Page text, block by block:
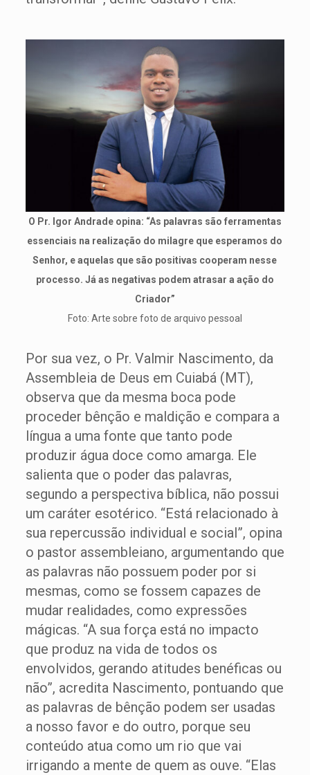
O Pr. Igor Andrade opina: “As palavras são ferramentas
essenciais na realização do milagre que esperamos do
Senhor, e aquelas que são positivas cooperam nesse
processo. Já as negativas podem atrasar a ação do
Criador”
Foto: Arte sobre foto de arquivo pessoal
Por sua vez, o Pr. Valmir Nascimento, da
Assembleia de Deus em Cuiabá (MT),
observa que da mesma boca pode
proceder bênção e maldição e compara a
língua a uma fonte que tanto pode
produzir água doce como amarga. Ele
salienta que o poder das palavras,
segundo a perspectiva bíblica, não possui
um caráter esotérico. “Está relacionado à
sua repercussão individual e social”, opina
o pastor assembleiano, argumentando que
as palavras não possuem poder por si
mesmas, como se fossem capazes de
mudar realidades, como expressões
mágicas. “A sua força está no impacto
que produz na vida de todos os
envolvidos, gerando atitudes benéficas ou
não”, acredita Nascimento, pontuando que
as palavras de bênção podem ser usadas
a nosso favor e do outro, porque seu
conteúdo atua como um rio que vai
irrigando a mente de quem as ouve. “Elas